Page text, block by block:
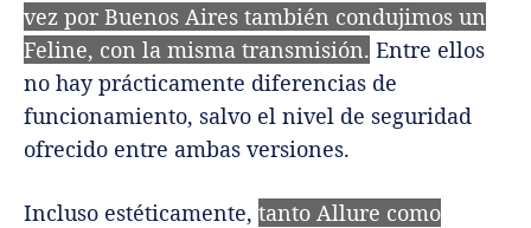
vez por Buenos Aires también condujimos un
Feline, con la misma transmisión. Entre ellos
no hay prácticamente diferencias de
funcionamiento, salvo el nivel de seguridad
ofrecido entre ambas versiones.
Incluso estéticamente, tanto Allure como